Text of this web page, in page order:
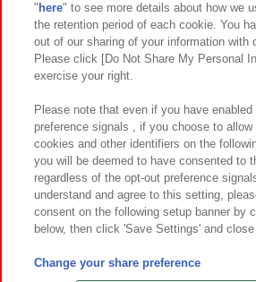
関連会社 サステナビリティ
プライバシーポリシー ウェブアクセシビ
お取引先さまとともに
カスタマーハラスメント対応方針 よくある
©Bandai Namco Amusement
©Bandai Namco Amusement
" here" to see more details about how we
the retention period of each cookie. You
out of our sharing of your information with
Please click [Do Not Share My Personal
exercise your right.
Please note that even if you have enabled
preference signals , if you choose to
cookies and other identifiers on the
you will be deemed to have consented to
regardless of the opt-out preference
understand and agree to this setting,
consent on the following setup banner by
below, then click 'Save Settings' and close
Change your share preference